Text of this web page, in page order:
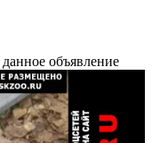
данное объявление